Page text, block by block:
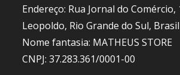
Endereço: Rua Jornal do Comércio,
Leopoldo, Rio Grande do Sul, Brasil
Nome fantasia: MATHEUS STORE
CNPJ: 37.283.361/0001-00